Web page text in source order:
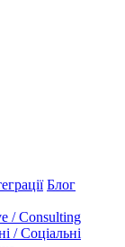
Блог
/ Consulting
/ Соціальні